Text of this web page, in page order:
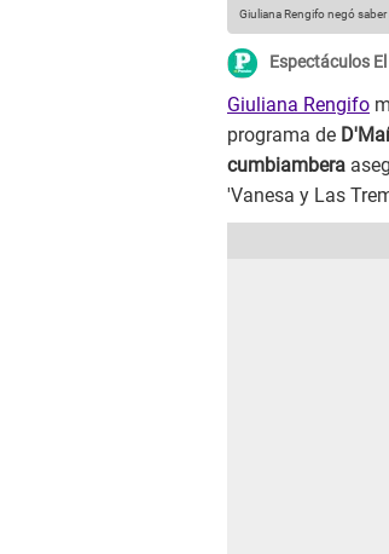
Giuliana Rengifo negó
Espectáculos
Giuliana Rengifo
programa de
cumbiambera
'Vanesa y Las